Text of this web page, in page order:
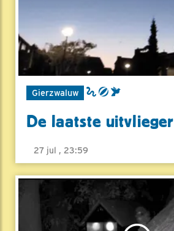
Gierzwaluw
De laatste uitvlieger
27 jul , 23:59